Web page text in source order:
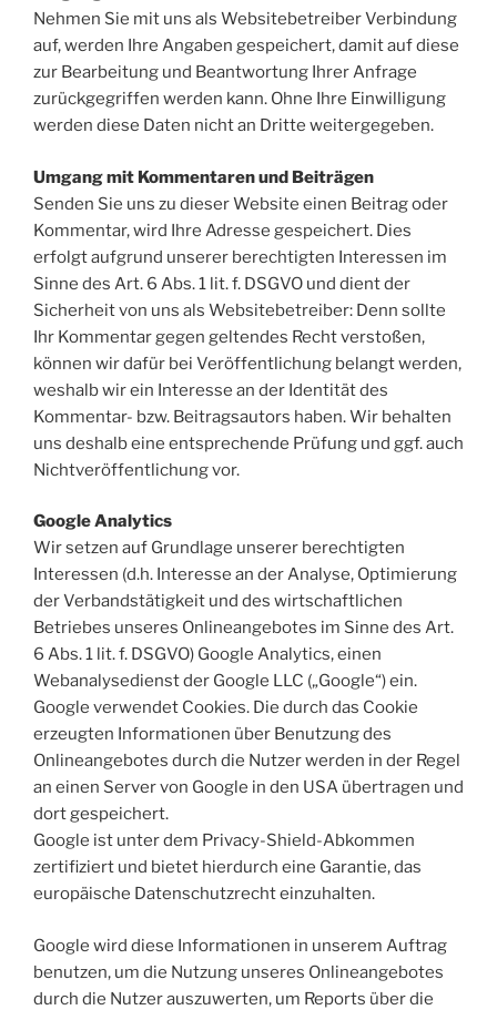
Nehmen Sie mit uns als Websitebetreiber Verbindung
auf, werden Ihre Angaben gespeichert, damit auf diese
zur Bearbeitung und Beantwortung Ihrer Anfrage
zurückgegriffen werden kann. Ohne Ihre Einwilligung
werden diese Daten nicht an Dritte weitergegeben.
Umgang mit Kommentaren und Beiträgen
Senden Sie uns zu dieser Website einen Beitrag oder
Kommentar, wird Ihre Adresse gespeichert. Dies
erfolgt aufgrund unserer berechtigten Interessen im
Sinne des Art. 6 Abs. 1 lit. f. DSGVO und dient der
Sicherheit von uns als Websitebetreiber: Denn sollte
Ihr Kommentar gegen geltendes Recht verstoßen,
können wir dafür bei Veröffentlichung belangt werden,
weshalb wir ein Interesse an der Identität des
Kommentar- bzw. Beitragsautors haben. Wir behalten
uns deshalb eine entsprechende Prüfung und ggf. auch
Nichtveröffentlichung vor.
Google Analytics
Wir setzen auf Grundlage unserer berechtigten
Interessen (d.h. Interesse an der Analyse, Optimierung
der Verbandstätigkeit und des wirtschaftlichen
Betriebes unseres Onlineangebotes im Sinne des Art.
6 Abs. 1 lit. f. DSGVO) Google Analytics, einen
Webanalysedienst der Google LLC („Google“) ein.
Google verwendet Cookies. Die durch das Cookie
erzeugten Informationen über Benutzung des
Onlineangebotes durch die Nutzer werden in der Regel
an einen Server von Google in den USA übertragen und
dort gespeichert.
Google ist unter dem Privacy-Shield-Abkommen
zertifiziert und bietet hierdurch eine Garantie, das
europäische Datenschutzrecht einzuhalten.
Google wird diese Informationen in unserem Auftrag
benutzen, um die Nutzung unseres Onlineangebotes
durch die Nutzer auszuwerten, um Reports über die